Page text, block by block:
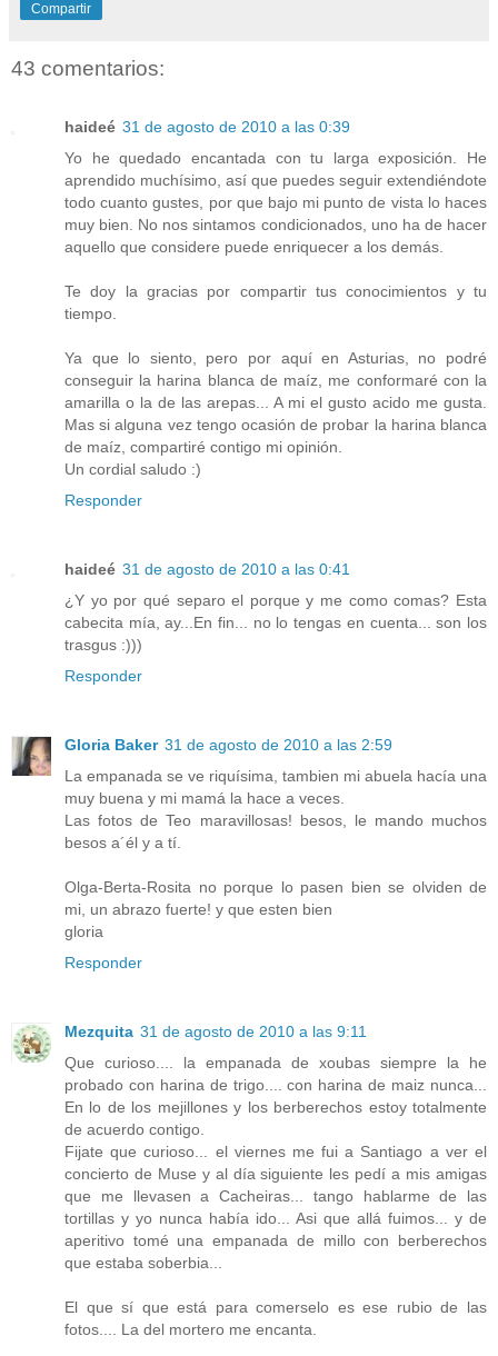
Compartir
43 comentarios:
haideé 31 de agosto de 2010 a las 0:39
Yo he quedado encantada con tu larga exposición. He
aprendido muchísimo, así que puedes seguir extendiéndote
todo cuanto gustes, por que bajo mi punto de vista lo haces
muy bien. No nos sintamos condicionados, uno ha de hacer
aquello que considere puede enriquecer a los demás.
Te doy la gracias por compartir tus conocimientos y tu
tiempo.
Ya que lo siento, pero por aquí en Asturias, no podré
conseguir la harina blanca de maíz, me conformaré con la
amarilla o la de las arepas... A mi el gusto acido me gusta.
Mas si alguna vez tengo ocasión de probar la harina blanca
de maíz, compartiré contigo mi opinión.
Un cordial saludo :)
Responder
haideé 31 de agosto de 2010 a las 0:41
¿Y yo por qué separo el porque y me como comas? Esta
cabecita mía, ay...En fin... no lo tengas en cuenta... son los
trasgus :)))
Responder
Gloria Baker 31 de agosto de 2010 a las 2:59
La empanada se ve riquísima, tambien mi abuela hacía una
muy buena y mi mamá la hace a veces.
Las fotos de Teo maravillosas! besos, le mando muchos
besos a´él y a tí.
Olga-Berta-Rosita no porque lo pasen bien se olviden de
mi, un abrazo fuerte! y que esten bien
gloria
Responder
Mezquita 31 de agosto de 2010 a las 9:11
Que curioso.... la empanada de xoubas siempre la he
probado con harina de trigo.... con harina de maiz nunca...
En lo de los mejillones y los berberechos estoy totalmente
de acuerdo contigo.
Fijate que curioso... el viernes me fui a Santiago a ver el
concierto de Muse y al día siguiente les pedí a mis amigas
que me llevasen a Cacheiras... tango hablarme de las
tortillas y yo nunca había ido... Asi que allá fuimos... y de
aperitivo tomé una empanada de millo con berberechos
que estaba soberbia...
El que sí que está para comerselo es ese rubio de las
fotos.... La del mortero me encanta.